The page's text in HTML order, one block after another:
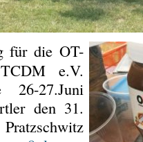
für die OT-
e.V.
26-27.Juni
den 31.